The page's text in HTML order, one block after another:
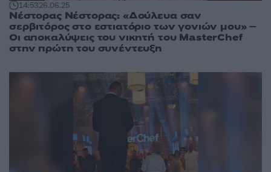
14:5326.06.25
Νέστορας Νέστορας: «Δούλευα σαν
σερβιτόρος στο εστιατόριο των γονιών μου» –
Οι αποκαλύψεις του νικητή του MasterChef
στην πρώτη του συνέντευξη